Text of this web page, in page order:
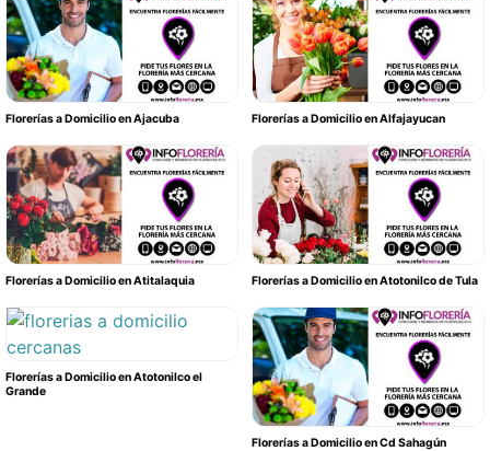
Florerías a Domicilio en Ajacuba Florerías a Domicilio en Alfajayucan
Florerías a Domicilio en Atitalaquia Florerías a Domicilio en Atotonilco de Tula
Florerías a Domicilio en Atotonilco el
Grande
Florerías a Domicilio en Cd Sahagún